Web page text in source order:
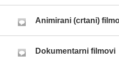
Animirani (crtani)
Dokumentarni filmovi